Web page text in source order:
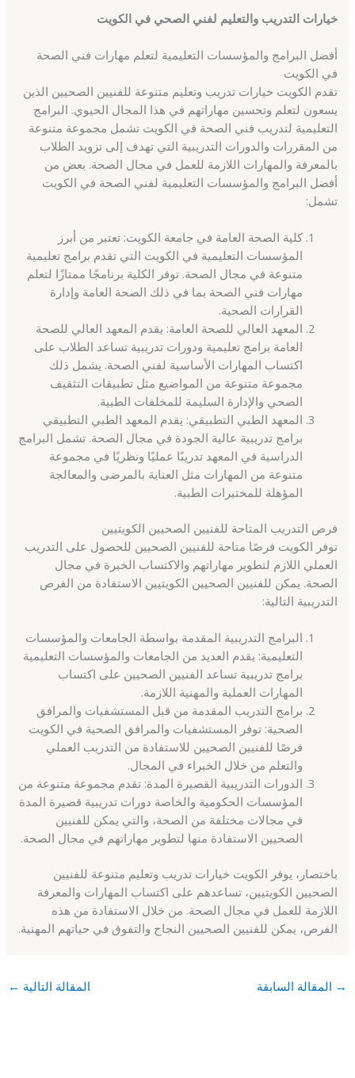
خيارات التدريب والتعليم لفني الصحي في الكويت
أفضل البرامج والمؤسسات التعليمية لتعلم مهارات فني الصحة
في الكويت
تقدم الكويت خيارات تدريب وتعليم متنوعة للفنيين الصحيين الذين
يسعون لتعلم وتحسين مهاراتهم في هذا المجال الحيوي. البرامج
التعليمية لتدريب فني الصحة في الكويت تشمل مجموعة متنوعة
من المقررات والدورات التدريبية التي تهدف إلى تزويد الطلاب
بالمعرفة والمهارات اللازمة للعمل في مجال الصحة. بعض من
أفضل البرامج والمؤسسات التعليمية لفني الصحة في الكويت
تشمل:
كلية الصحة العامة في جامعة الكويت: تعتبر من أبرز
المؤسسات التعليمية في الكويت التي تقدم برامج تعليمية
متنوعة في مجال الصحة. توفر الكلية برنامجًا ممتازًا لتعلم
مهارات فني الصحة بما في ذلك الصحة العامة وإدارة
القرارات الصحية.
المعهد العالي للصحة العامة: يقدم المعهد العالي للصحة
العامة برامج تعليمية ودورات تدريبية تساعد الطلاب على
اكتساب المهارات الأساسية لفني الصحة. يشمل ذلك
مجموعة متنوعة من المواضيع مثل تطبيقات التثقيف
الصحي والإدارة السليمة للمخلفات الطبية.
المعهد الطبي التطبيقي: يقدم المعهد الطبي التطبيقي
برامج تدريبية عالية الجودة في مجال الصحة. تشمل البرامج
الدراسية في المعهد تدريبًا عمليًا ونظريًا في مجموعة
متنوعة من المهارات مثل العناية بالمرضى والمعالجة
المؤهلة للمختبرات الطبية.
فرص التدريب المتاحة للفنيين الصحيين الكويتيين
توفر الكويت فرصًا متاحة للفنيين الصحيين للحصول على التدريب
العملي اللازم لتطوير مهاراتهم والاكتساب الخبرة في مجال
الصحة. يمكن للفنيين الصحيين الكويتيين الاستفادة من الفرص
التدريبية التالية:
البرامج التدريبية المقدمة بواسطة الجامعات والمؤسسات
التعليمية: يقدم العديد من الجامعات والمؤسسات التعليمية
برامج تدريبية تساعد الفنيين الصحيين على اكتساب
المهارات العملية والمهنية اللازمة.
برامج التدريب المقدمة من قبل المستشفيات والمرافق
الصحية: توفر المستشفيات والمرافق الصحية في الكويت
فرصًا للفنيين الصحيين للاستفادة من التدريب العملي
والتعلم من خلال الخبراء في المجال.
الدورات التدريبية القصيرة المدة: تقدم مجموعة متنوعة من
المؤسسات الحكومية والخاصة دورات تدريبية قصيرة المدة
في مجالات مختلفة من الصحة، والتي يمكن للفنيين
الصحيين الاستفادة منها لتطوير مهاراتهم في مجال الصحة.
باختصار، يوفر الكويت خيارات تدريب وتعليم متنوعة للفنيين
الصحيين الكويتيين، تساعدهم على اكتساب المهارات والمعرفة
اللازمة للعمل في مجال الصحة. من خلال الاستفادة من هذه
الفرص، يمكن للفنيين الصحيين النجاح والتفوق في حياتهم المهنية.
→ المقالة السابقة المقالة التالية ←